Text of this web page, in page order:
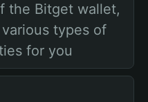
the Bitget wallet,
types of
for you